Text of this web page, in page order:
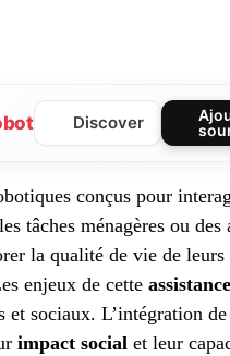
Discover
conçus pour
tâches ménagères ou des
la qualité de vie de
enjeux de cette assistance
sociaux. L’intégration
impact social et leur